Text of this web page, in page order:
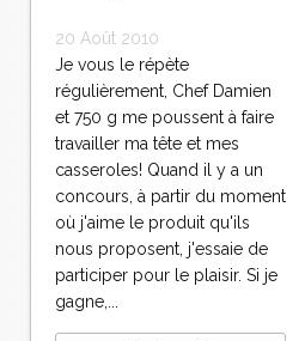
20 Août 2010
Je vous le répète
régulièrement, Chef Damien
et 750 g me poussent à faire
travailler ma tête et mes
casseroles! Quand il y a un
concours, à partir du moment
où j'aime le produit qu'ils
nous proposent, j'essaie de
participer pour le plaisir. Si je
gagne,...